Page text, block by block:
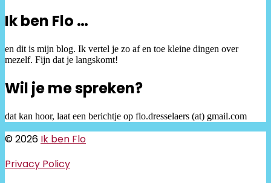
Ik ben Flo …
en dit is mijn blog. Ik vertel je zo af en toe kleine dingen over
mezelf. Fijn dat je langskomt!
Wil je me spreken?
dat kan hoor, laat een berichtje op flo.dresselaers (at) gmail.com
© 2026 Ik ben Flo
Privacy Policy